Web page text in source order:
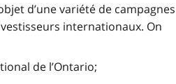
d’une variété de campagnes
internationaux. On
de l’Ontario;